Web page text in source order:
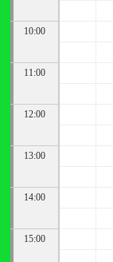
10:00
11:00
12:00
13:00
14:00
15:00